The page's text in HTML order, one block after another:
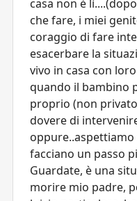
casa non è
che fare, i miei
coraggio di fare
esacerbare la
vivo in casa con
quando il bambino
proprio (non
dovere di
facciano un passo
Guardate, è una
morire mio padre,